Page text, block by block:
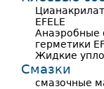
EFELE
Анаэробные
герметики
Жидкие
Смазки
смазочные